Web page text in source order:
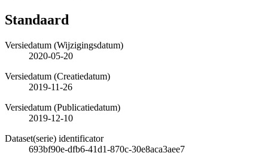
Standaard
Versiedatum (Wijzigingsdatum)
2020-05-20
Versiedatum (Creatiedatum)
2019-11-26
Versiedatum (Publicatiedatum)
2019-12-10
Dataset(serie) identificator
693bf90e-dfb6-41d1-870c-30e8aca3aee7